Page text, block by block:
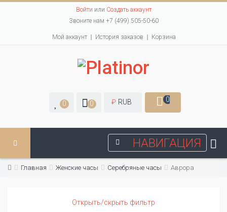
Войти или Создать аккаунт
Звоните нам +7 (499) 505-50-60
Мой аккаунт История заказов Корзина
0 0 ₽ RUB 0
НАВИГАЦИЯ
Главная Женские часы Серебряные часы Аврора
Открыть/скрыть фильтр